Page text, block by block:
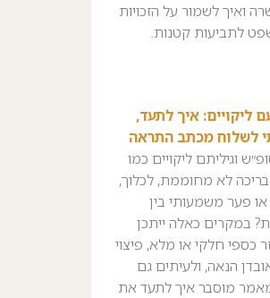
ואיך לשמור על הזכויות
לתביעות קטנות.
ליקויים: איך לתעד,
לשלוח מכתב התראה
וגיליתם ליקויים כמו
בריכה לא מחוממת, לכלוך,
פער משמעותי בין
במקרים כאלה ייתכן
כספי חלקי או מלא, פיצוי
הנאה, ולעיתים גם
מוסבר איך לתעד את